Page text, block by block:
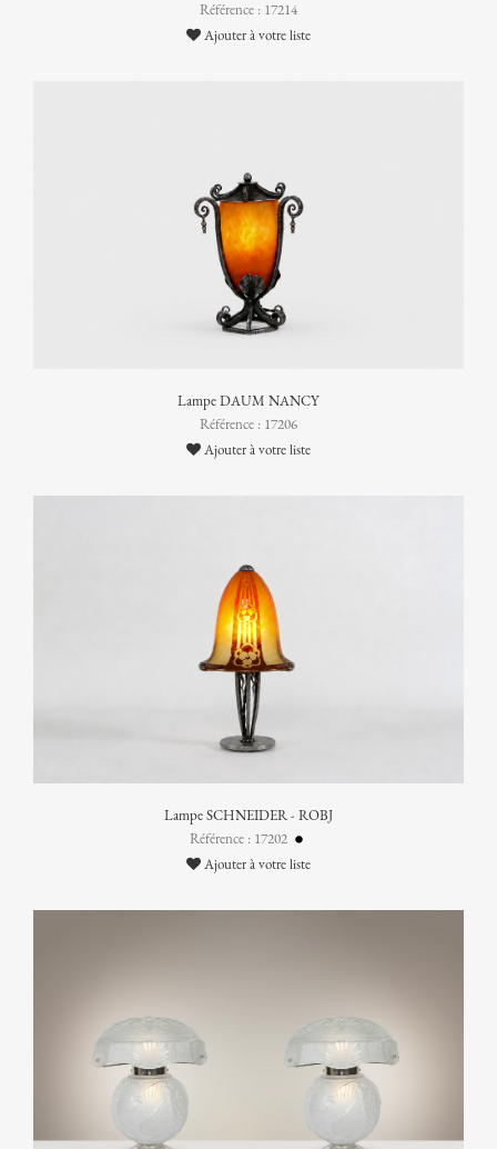
Référence : 17214
Ajouter à votre liste
Lampe DAUM NANCY
Référence : 17206
Ajouter à votre liste
Lampe SCHNEIDER - ROBJ
Référence : 17202
Ajouter à votre liste